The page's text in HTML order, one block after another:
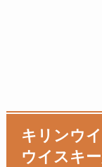
キリンウ
ウイスキ